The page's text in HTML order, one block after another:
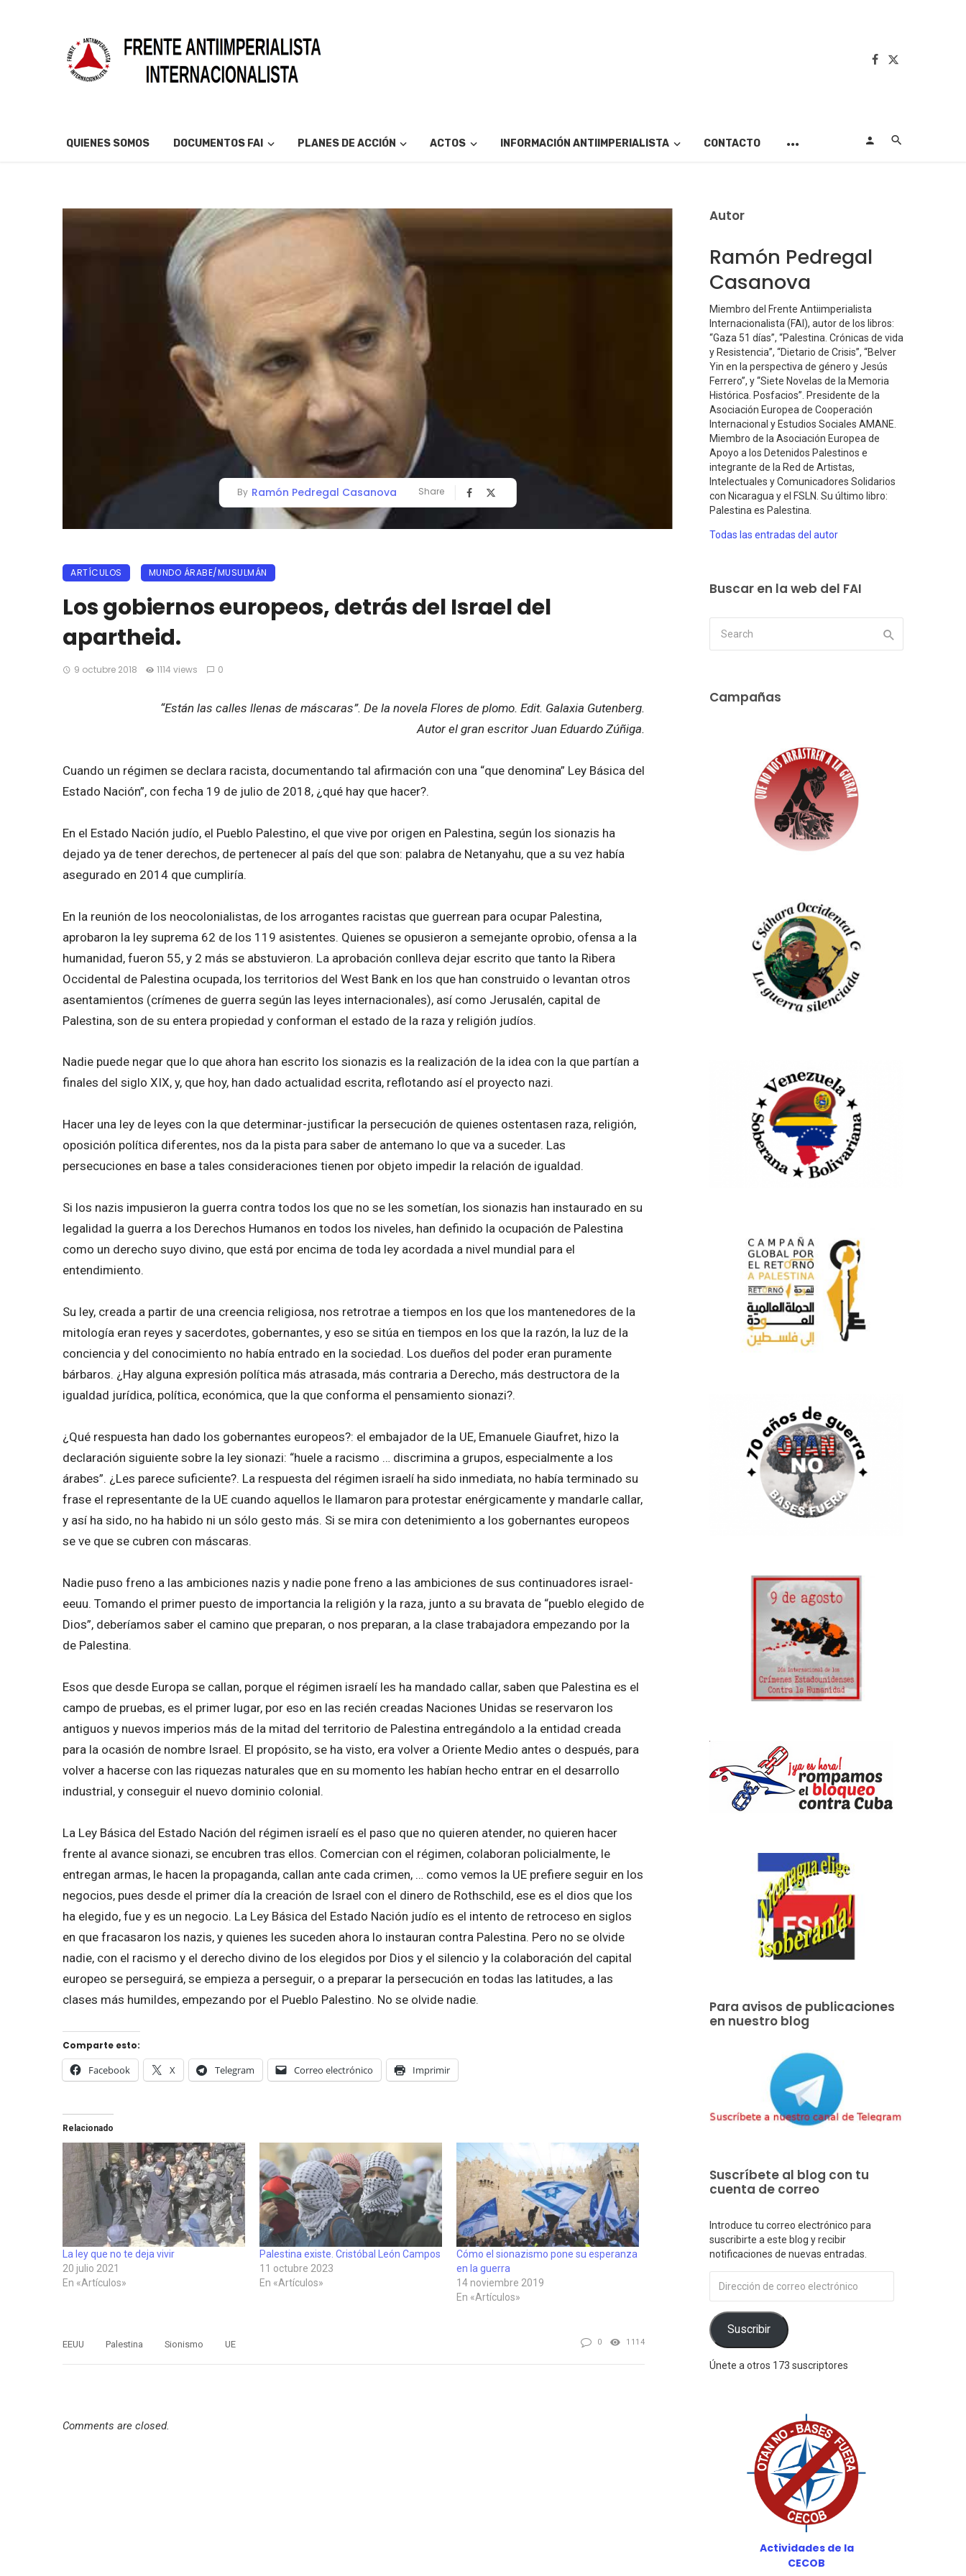
QUIENES SOMOS DOCUMENTOS FAI PLANES DE ACCIÓN ACTOS INFORMACIÓN ANTIIMPERIALISTA CONTACTO
By Ramón Pedregal Casanova Share
ARTÍCULOS MUNDO ÁRABE/MUSULMÁN
Los gobiernos europeos, detrás del Israel del
apartheid.
9 octubre 2018 1114 views 0
“Están las calles llenas de máscaras”. De la novela Flores de plomo. Edit. Galaxia Gutenberg.
Autor el gran escritor Juan Eduardo Zúñiga.
Cuando un régimen se declara racista, documentando tal afirmación con una “que denomina” Ley Básica del
Estado Nación”, con fecha 19 de julio de 2018, ¿qué hay que hacer?.
En el Estado Nación judío, el Pueblo Palestino, el que vive por origen en Palestina, según los sionazis ha
dejado ya de tener derechos, de pertenecer al país del que son: palabra de Netanyahu, que a su vez había
asegurado en 2014 que cumpliría.
En la reunión de los neocolonialistas, de los arrogantes racistas que guerrean para ocupar Palestina,
aprobaron la ley suprema 62 de los 119 asistentes. Quienes se opusieron a semejante oprobio, ofensa a la
humanidad, fueron 55, y 2 más se abstuvieron. La aprobación conlleva dejar escrito que tanto la Ribera
Occidental de Palestina ocupada, los territorios del West Bank en los que han construido o levantan otros
asentamientos (crímenes de guerra según las leyes internacionales), así como Jerusalén, capital de
Palestina, son de su entera propiedad y conforman el estado de la raza y religión judíos.
Nadie puede negar que lo que ahora han escrito los sionazis es la realización de la idea con la que partían a
finales del siglo XIX, y, que hoy, han dado actualidad escrita, reflotando así el proyecto nazi.
Hacer una ley de leyes con la que determinar-justificar la persecución de quienes ostentasen raza, religión,
oposición política diferentes, nos da la pista para saber de antemano lo que va a suceder. Las
persecuciones en base a tales consideraciones tienen por objeto impedir la relación de igualdad.
Si los nazis impusieron la guerra contra todos los que no se les sometían, los sionazis han instaurado en su
legalidad la guerra a los Derechos Humanos en todos los niveles, han definido la ocupación de Palestina
como un derecho suyo divino, que está por encima de toda ley acordada a nivel mundial para el
entendimiento.
Su ley, creada a partir de una creencia religiosa, nos retrotrae a tiempos en los que los mantenedores de la
mitología eran reyes y sacerdotes, gobernantes, y eso se sitúa en tiempos en los que la razón, la luz de la
conciencia y del conocimiento no había entrado en la sociedad. Los dueños del poder eran puramente
bárbaros. ¿Hay alguna expresión política más atrasada, más contraria a Derecho, más destructora de la
igualdad jurídica, política, económica, que la que conforma el pensamiento sionazi?.
¿Qué respuesta han dado los gobernantes europeos?: el embajador de la UE, Emanuele Giaufret, hizo la
declaración siguiente sobre la ley sionazi: “huele a racismo … discrimina a grupos, especialmente a los
árabes”. ¿Les parece suficiente?. La respuesta del régimen israelí ha sido inmediata, no había terminado su
frase el representante de la UE cuando aquellos le llamaron para protestar enérgicamente y mandarle callar,
y así ha sido, no ha habido ni un sólo gesto más. Si se mira con detenimiento a los gobernantes europeos
se ve que se cubren con máscaras.
Nadie puso freno a las ambiciones nazis y nadie pone freno a las ambiciones de sus continuadores israel-
eeuu. Tomando el primer puesto de importancia la religión y la raza, junto a su bravata de “pueblo elegido de
Dios”, deberíamos saber el camino que preparan, o nos preparan, a la clase trabajadora empezando por la
de Palestina.
Esos que desde Europa se callan, porque el régimen israelí les ha mandado callar, saben que Palestina es el
campo de pruebas, es el primer lugar, por eso en las recién creadas Naciones Unidas se reservaron los
antiguos y nuevos imperios más de la mitad del territorio de Palestina entregándolo a la entidad creada
para la ocasión de nombre Israel. El propósito, se ha visto, era volver a Oriente Medio antes o después, para
volver a hacerse con las riquezas naturales que en su momento les habían hecho entrar en el desarrollo
industrial, y conseguir el nuevo dominio colonial.
La Ley Básica del Estado Nación del régimen israelí es el paso que no quieren atender, no quieren hacer
frente al avance sionazi, se encubren tras ellos. Comercian con el régimen, colaboran policialmente, le
entregan armas, le hacen la propaganda, callan ante cada crimen, … como vemos la UE prefiere seguir en los
negocios, pues desde el primer día la creación de Israel con el dinero de Rothschild, ese es el dios que los
ha elegido, fue y es un negocio. La Ley Básica del Estado Nación judío es el intento de retroceso en siglos
en que fracasaron los nazis, y quienes les suceden ahora lo instauran contra Palestina. Pero no se olvide
nadie, con el racismo y el derecho divino de los elegidos por Dios y el silencio y la colaboración del capital
europeo se perseguirá, se empieza a perseguir, o a preparar la persecución en todas las latitudes, a las
clases más humildes, empezando por el Pueblo Palestino. No se olvide nadie.
Comparte esto:
Facebook X Telegram Correo electrónico Imprimir
Relacionado
La ley que no te deja vivir
20 julio 2021
En «Artículos»
Palestina existe. Cristóbal León Campos
11 octubre 2023
En «Artículos»
Cómo el sionazismo pone su esperanza
en la guerra
14 noviembre 2019
En «Artículos»
EEUU Palestina Sionismo UE 0 1114
Comments are closed.
Autor
Ramón Pedregal
Casanova
Miembro del Frente Antiimperialista
Internacionalista (FAI), autor de los libros:
“Gaza 51 días”, “Palestina. Crónicas de vida
y Resistencia”, “Dietario de Crisis”, “Belver
Yin en la perspectiva de género y Jesús
Ferrero”, y “Siete Novelas de la Memoria
Histórica. Posfacios”. Presidente de la
Asociación Europea de Cooperación
Internacional y Estudios Sociales AMANE.
Miembro de la Asociación Europea de
Apoyo a los Detenidos Palestinos e
integrante de la Red de Artistas,
Intelectuales y Comunicadores Solidarios
con Nicaragua y el FSLN. Su último libro:
Palestina es Palestina.
Todas las entradas del autor
Buscar en la web del FAI
Campañas
Para avisos de publicaciones
en nuestro blog
Suscríbete al blog con tu
cuenta de correo
Introduce tu correo electrónico para
suscribirte a este blog y recibir
notificaciones de nuevas entradas.
de
correo
electrónico
Suscribir
Únete a otros 173 suscriptores
Actividades de la
CECOB